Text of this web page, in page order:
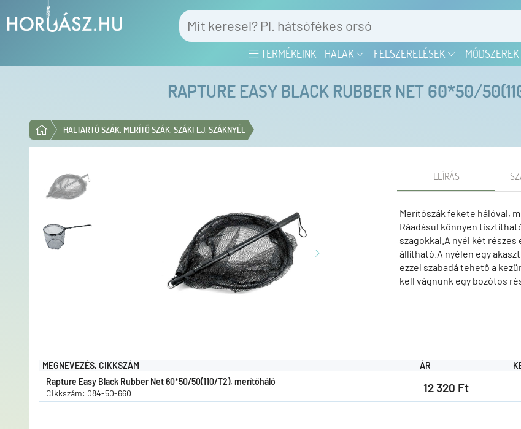
TERMÉKEINK HALAK FELSZERELÉSEK MÓDSZEREK
RAPTURE EASY BLACK RUBBER NET 60*50/
HALTARTÓ SZÁK, MERÍTŐ SZÁK, SZÁKFEJ, SZÁKNYÉL
LEÍRÁS
Merítőszák fekete hálóval,
Ráadásul könnyen
szagokkal.A nyél két részes
állítható.A nyélen egy
ezzel szabadá tehető a
kell vágnunk egy bozótos
MEGNEVEZÉS, CIKKSZÁM ÁR
Rapture Easy Black Rubber Net 60*50/50(110/T2), merítőháló
Cikkszám: 084-50-660
12 320 Ft